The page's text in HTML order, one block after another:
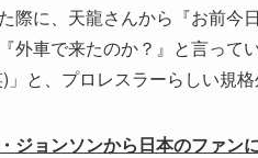
際に、天龍さんから『お前今
外車で来たのか？』と言って
と、プロレスラーらしい規
ジョンソンから日本のファン